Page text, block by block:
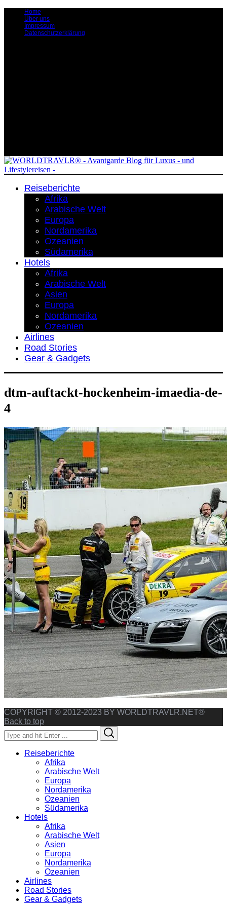
Home
Über uns
Impressum
Datenschutzerklärung
Reiseberichte
Afrika
Arabische Welt
Europa
Nordamerika
Ozeanien
Südamerika
Hotels
Afrika
Arabische Welt
Asien
Europa
Nordamerika
Ozeanien
Airlines
Road Stories
Gear & Gadgets
dtm-auftackt-hockenheim-imaedia-de-
4
COPYRIGHT © 2012-2023 BY WORLDTRAVLR.NET®
Back to top
Search
for:
Reiseberichte
Afrika
Arabische Welt
Europa
Nordamerika
Ozeanien
Südamerika
Hotels
Afrika
Arabische Welt
Asien
Europa
Nordamerika
Ozeanien
Airlines
Road Stories
Gear & Gadgets